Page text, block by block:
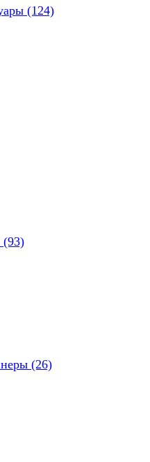
(124)
(93)
(26)